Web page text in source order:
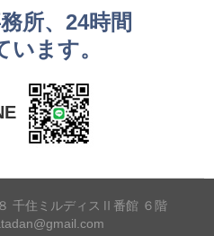
所、24時間
います。
千住ミルディスⅡ番館 ６階